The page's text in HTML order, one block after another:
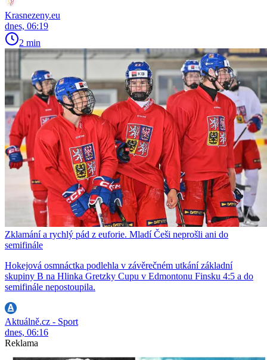
Krasnezeny.eu
dnes, 06:19
2 min
Zklamání a rychlý pád z euforie. Mladí Češi neprošli ani do
semifinále
Hokejová osmnáctka podlehla v závěrečném utkání základní
skupiny B na Hlinka Gretzky Cupu v Edmontonu Finsku 4:5 a do
semifinále nepostoupila.
Aktuálně.cz - Sport
dnes, 06:16
Reklama